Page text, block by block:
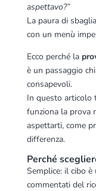
aspettavo?”
La paura di
con un menù
Ecco perché la
è un passaggio
consapevoli.
In questo articolo
funziona la prova
aspettarti, come
differenza.
Perché
Semplice: il cibo
commentati del